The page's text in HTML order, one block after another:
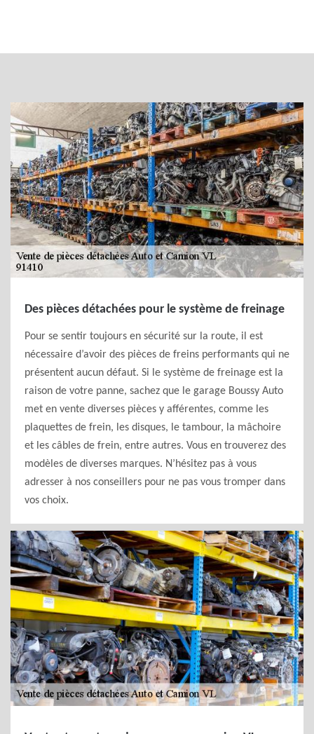
Des pièces détachées pour le système de freinage
Pour se sentir toujours en sécurité sur la route, il est
nécessaire d’avoir des pièces de freins performants qui ne
présentent aucun défaut. Si le système de freinage est la
raison de votre panne, sachez que le garage Boussy Auto
met en vente diverses pièces y afférentes, comme les
plaquettes de frein, les disques, le tambour, la mâchoire
et les câbles de frein, entre autres. Vous en trouverez des
modèles de diverses marques. N’hésitez pas à vous
adresser à nos conseillers pour ne pas vous tromper dans
vos choix.